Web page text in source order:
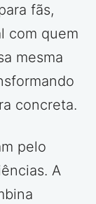
fãs,
com quem
mesma
concreta.
pelo
A